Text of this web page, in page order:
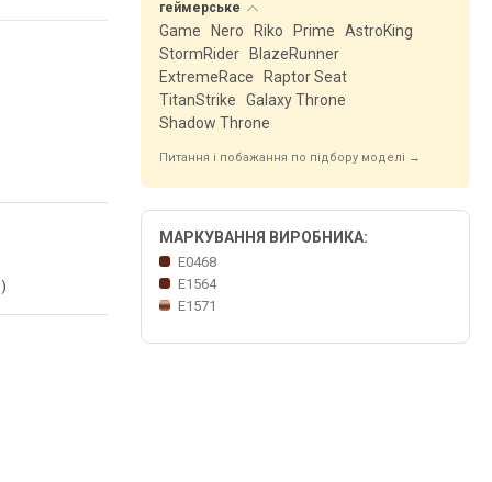
геймерське
Game Nero Riko Prime
AstroKing
StormRider
BlazeRunner
ExtremeRace
Raptor Seat
TitanStrike
Galaxy Throne
Shadow Throne
Питання і побажання по підбору моделі →
МАРКУВАННЯ ВИРОБНИКА:
E0468
E1564
E1571